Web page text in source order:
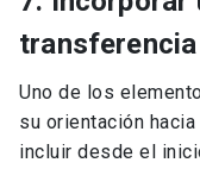
Uno de los
su orientación
incluir desde el